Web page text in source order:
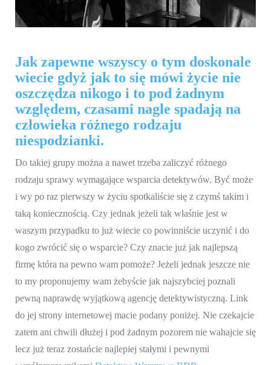
Jak zapewne wszyscy o tym doskonale
wiecie gdyż jak to się mówi życie nie
oszczędza nikogo i to pod żadnym
względem, czasami nagle spadają na
człowieka różnego rodzaju
niespodzianki.
Do takiej grupy można a nawet trzeba zaliczyć różnego
rodzaju sprawy wymagające wsparcia detektywów. Być może
i wy po raz pierwszy w życiu spotkaliście się z czymś takim i
taką koniecznością. Czy jednak jeżeli tak właśnie jest w
waszym przypadku to już wiecie co powinniście uczynić i do
kogo zwrócić się o wsparcie? Czy znacie już jak najlepszą
firmę która na pewno wam pomoże? Jeżeli jednak jeszcze nie
to my proponujemy wam żebyście jak najszybciej poznali
pewną naprawdę wyjątkową agencję detektywistyczną. Link
do jej strony internetowej macie podany poniżej. Nie czekajcie
zatem ani chwili dłużej i pod żadnym pozorem nie wahajcie się
lecz już teraz zostańcie najlepiej stałymi i pewnymi